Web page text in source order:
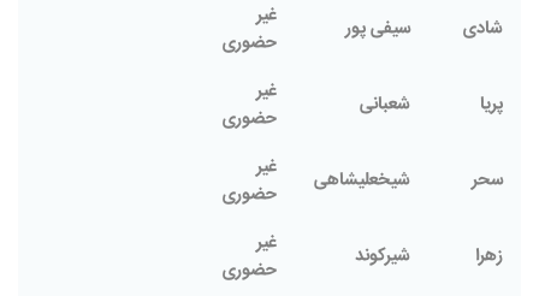
شادی سیفی پور
غیر
حضوری
پریا شعبانی
غیر
حضوری
سحر شیخعلیشاهی
غیر
حضوری
زهرا شیرکوند
غیر
حضوری